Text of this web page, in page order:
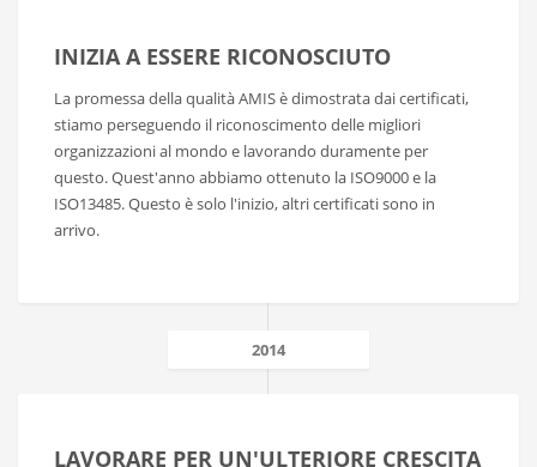
INIZIA A ESSERE RICONOSCIUTO
La promessa della qualità AMIS è dimostrata dai certificati,
stiamo perseguendo il riconoscimento delle migliori
organizzazioni al mondo e lavorando duramente per
questo. Quest'anno abbiamo ottenuto la ISO9000 e la
ISO13485. Questo è solo l'inizio, altri certificati sono in
arrivo.
2014
LAVORARE PER UN'ULTERIORE CRESCITA